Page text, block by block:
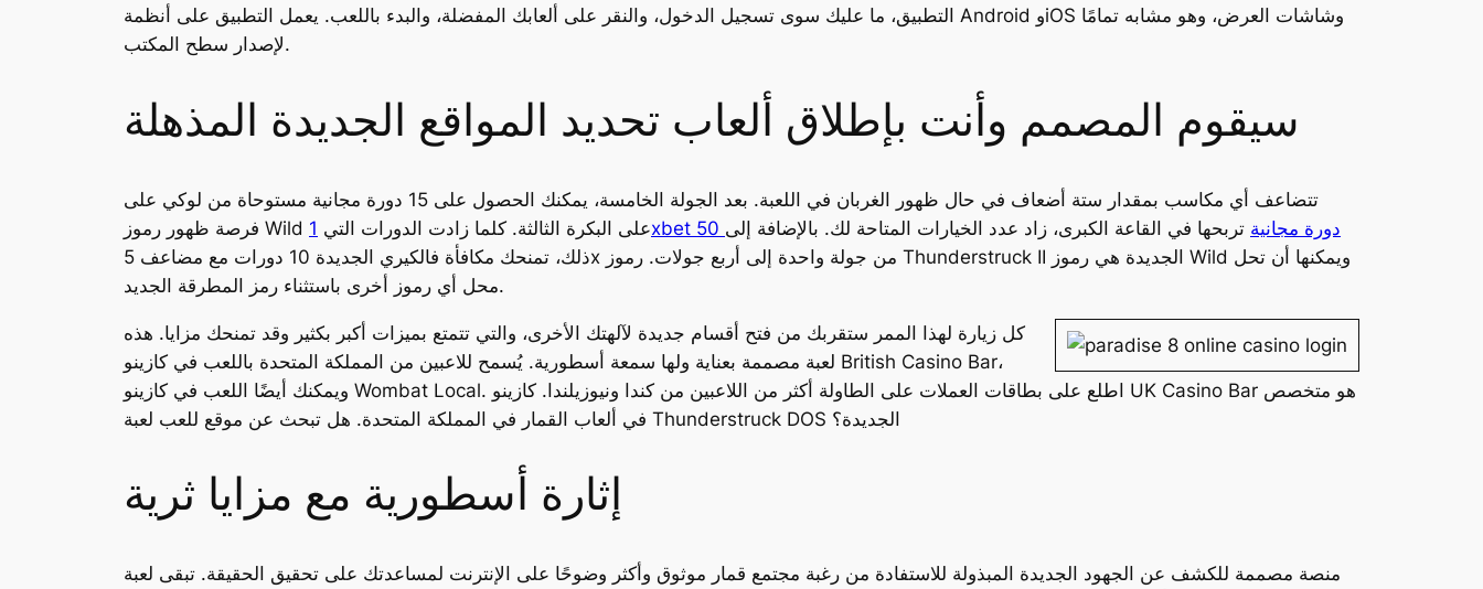
التطبيق، ما عليك سوى تسجيل الدخول، والنقر على ألعابك المفضلة، والبدء باللعب. يعمل التطبيق على أنظمة Android وiOS وشاشات العرض، وهو مشابه تمامًا
لإصدار سطح المكتب.
سيقوم المصمم وأنت بإطلاق ألعاب تحديد المواقع الجديدة المذهلة
تتضاعف أي مكاسب بمقدار ستة أضعاف في حال ظهور الغربان في اللعبة. بعد الجولة الخامسة، يمكنك الحصول على 15 دورة مجانية مستوحاة من لوكي على
فرصة ظهور رموز Wild على البكرة الثالثة. كلما زادت الدورات التي
1xbet 50 دورة مجانية تربحها في القاعة الكبرى، زاد عدد الخيارات المتاحة لك. بالإضافة إلى
ذلك، تمنحك مكافأة فالكيري الجديدة 10 دورات مع مضاعف 5x من جولة واحدة إلى أربع جولات. رموز Thunderstruck II الجديدة هي رموز Wild ويمكنها أن تحل
محل أي رموز أخرى باستثناء رمز المطرقة الجديد.
كل زيارة لهذا الممر ستقربك من فتح أقسام جديدة لآلهتك الأخرى، والتي تتمتع بميزات أكبر بكثير وقد تمنحك مزايا. هذه
لعبة مصممة بعناية ولها سمعة أسطورية. يُسمح للاعبين من المملكة المتحدة باللعب في كازينو British Casino Bar،
ويمكنك أيضًا اللعب في كازينو Wombat Local. اطلع على بطاقات العملات على الطاولة أكثر من اللاعبين من كندا ونيوزيلندا. كازينو UK Casino Bar هو متخصص
في ألعاب القمار في المملكة المتحدة. هل تبحث عن موقع للعب لعبة Thunderstruck DOS الجديدة؟
إثارة أسطورية مع مزايا ثرية
منصة مصممة للكشف عن الجهود الجديدة المبذولة للاستفادة من رغبة مجتمع قمار موثوق وأكثر وضوحًا على الإنترنت لمساعدتك على تحقيق الحقيقة. تبقى لعبة